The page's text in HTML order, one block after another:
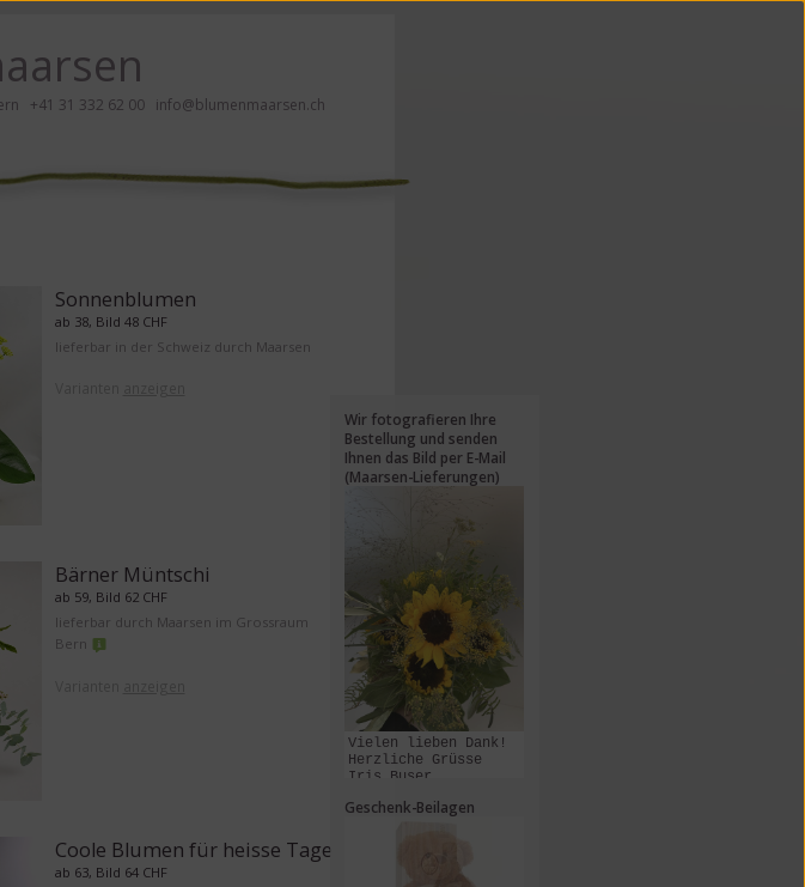
+41 31 332 62 00 info@blumenmaarsen.ch
Sonnenblumen
ab 38, Bild 48 CHF
lieferbar in der Schweiz durch Maarsen
Bärner Müntschi
ab 59, Bild 62 CHF
lieferbar durch Maarsen im Grossraum
Bern
Coole Blumen für heisse Tage
ab 63, Bild 64 CHF
Wir fotografieren Ihre
Bestellung und senden
Ihnen das Bild per E-Mail
(Maarsen-Lieferungen)
Vielen lieben Dank!
Herzliche Grüsse
Iris Buser
Geschenk-Beilagen